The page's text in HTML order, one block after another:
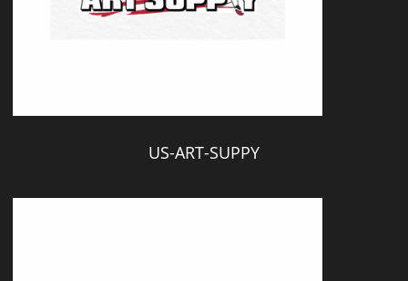
US-ART-SUPPY